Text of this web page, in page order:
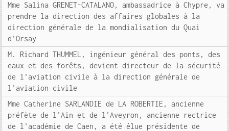
Mme Salina GRENET-CATALANO, ambassadrice à Chypre, va
prendre la direction des affaires globales à la
direction générale de la mondialisation du Quai
d'Orsay
M. Richard THUMMEL, ingénieur général des ponts, des
eaux et des forêts, devient directeur de la sécurité
de l'aviation civile à la direction générale de
l'aviation civile
Mme Catherine SARLANDIE de LA ROBERTIE, ancienne
préfète de l'Ain et de l'Aveyron, ancienne rectrice
de l'académie de Caen, a été élue présidente de